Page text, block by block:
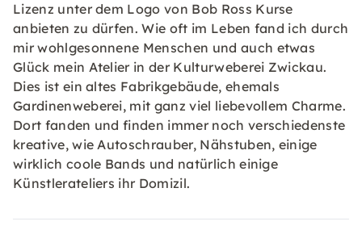
Lizenz unter dem Logo von Bob Ross Kurse
anbieten zu dürfen. Wie oft im Leben fand ich durch
mir wohlgesonnene Menschen und auch etwas
Glück mein Atelier in der Kulturweberei Zwickau.
Dies ist ein altes Fabrikgebäude, ehemals
Gardinenweberei, mit ganz viel liebevollem Charme.
Dort fanden und finden immer noch verschiedenste
kreative, wie Autoschrauber, Nähstuben, einige
wirklich coole Bands und natürlich einige
Künstlerateliers ihr Domizil.